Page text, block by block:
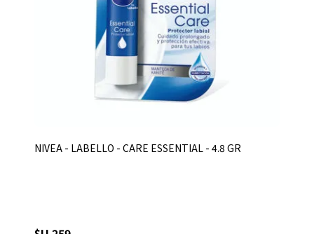
NIVEA - LABELLO - CARE ESSENTIAL - 4.8 GR